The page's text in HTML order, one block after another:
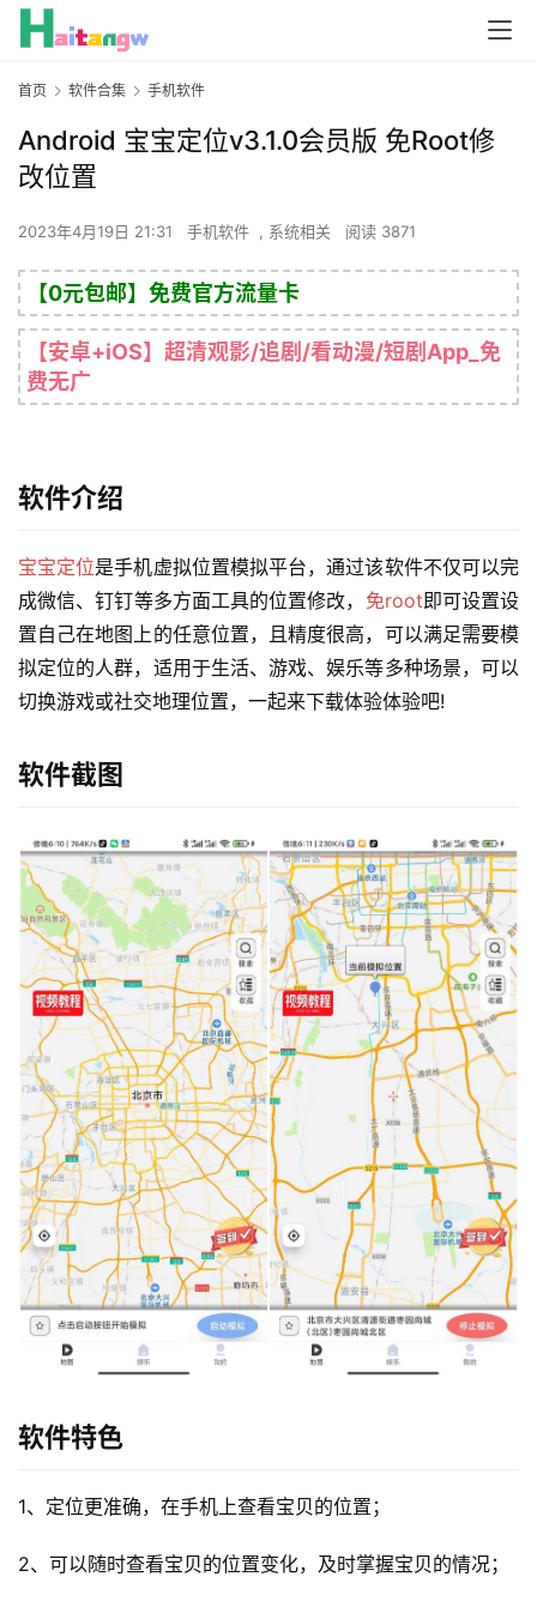
首页 软件合集 手机软件
Android 宝宝定位v3.1.0会员版 免Root修
改位置
2023年4月19日 21:31 手机软件 , 系统相关 阅读 3871
【0元包邮】免费官方流量卡
【安卓+iOS】超清观影/追剧/看动漫/短剧App_免
费无广
软件介绍
宝宝定位是手机虚拟位置模拟平台，通过该软件不仅可以完
成微信、钉钉等多方面工具的位置修改， 免root即可设置设
置自己在地图上的任意位置，且精度很高，可以满足需要模
拟定位的人群，适用于生活、游戏、娱乐等多种场景，可以
切换游戏或社交地理位置，一起来下载体验体验吧!
软件截图
软件特色
1、定位更准确，在手机上查看宝贝的位置；
2、可以随时查看宝贝的位置变化，及时掌握宝贝的情况；